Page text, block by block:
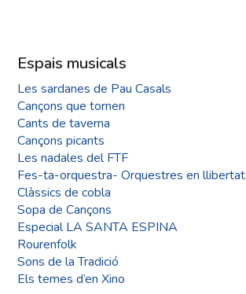
Espais musicals
Les sardanes de Pau Casals
Cançons que tornen
Cants de taverna
Cançons picants
Les nadales del FTF
Fes-ta-orquestra- Orquestres en llibertat
Clàssics de cobla
Sopa de Cançons
Especial LA SANTA ESPINA
Rourenfolk
Sons de la Tradició
Els temes d’en Xino